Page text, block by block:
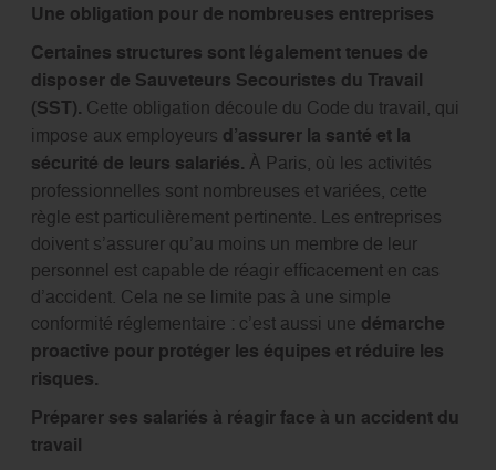
Une obligation pour de nombreuses entreprises
Certaines structures sont légalement tenues de
disposer de Sauveteurs Secouristes du Travail
(SST). Cette obligation découle du Code du travail, qui
impose aux employeurs d’assurer la santé et la
sécurité de leurs salariés. À Paris, où les activités
professionnelles sont nombreuses et variées, cette
règle est particulièrement pertinente. Les entreprises
doivent s’assurer qu’au moins un membre de leur
personnel est capable de réagir efficacement en cas
d’accident. Cela ne se limite pas à une simple
conformité réglementaire : c’est aussi une démarche
proactive pour protéger les équipes et réduire les
risques.
Préparer ses salariés à réagir face à un accident du
travail